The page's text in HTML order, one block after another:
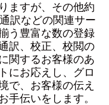
ますが、その他約
訳などの関連サー
う豊富な数の登録
訳、校正、校閲の
関するお客様のあ
にお応えし、グロ
で、お客様の伝え
手伝いをします。